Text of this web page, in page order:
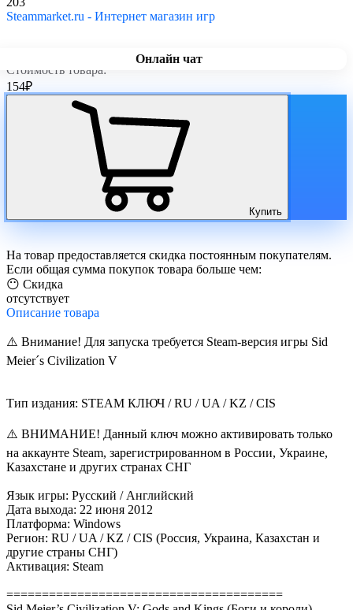
Онлайн чат
Steammarket.ru - Интернет магазин игр
Стоимость товара:
154₽
Купить
На товар предоставляется скидка постоянным покупателям.
Если общая сумма покупок товара больше чем:
😶 Скидка
отсутствует
Описание товара
⚠️ Внимание! Для запуска требуется Steam-версия игры Sid
Meier´s Civilization V
Тип издания: STEAM КЛЮЧ / RU / UA / KZ / CIS
⚠️ ВНИМАНИЕ! Данный ключ можно активировать только
на аккаунте Steam, зарегистрированном в России, Украине,
Казахстане и других странах СНГ
Язык игры: Русский / Английский
Дата выхода: 22 июня 2012
Платформа: Windows
Регион: RU / UA / KZ / CIS (Россия, Украина, Казахстан и
другие страны СНГ)
Активация: Steam
=======================================